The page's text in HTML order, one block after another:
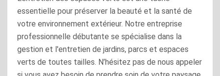
essentielle pour préserver la beauté et la santé de
votre environnement extérieur. Notre entreprise
professionnelle débutante se spécialise dans la
gestion et l'entretien de jardins, parcs et espaces
verts de toutes tailles. N’hésitez pas de nous appeler